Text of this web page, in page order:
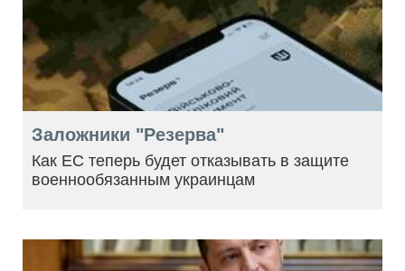
Заложники "Резерва"
Как ЕС теперь будет отказывать в защите
военнообязанным украинцам